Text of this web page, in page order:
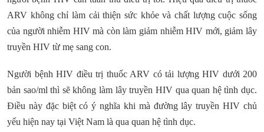
ARV không chỉ làm cải thiện sức khỏe và chất lượng cuộc sống
của người nhiễm HIV mà còn làm giảm nhiễm HIV mới, giảm lây
truyền HIV từ mẹ sang con.
Người bệnh HIV điều trị thuốc ARV có tải lượng HIV dưới 200
bản sao/ml thì sẽ không làm lây truyền HIV qua quan hệ tình dục.
Điều này đặc biệt có ý nghĩa khi mà đường lây truyền HIV chủ
yếu hiện nay tại Việt Nam là qua quan hệ tình dục.